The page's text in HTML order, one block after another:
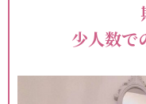
少人数で